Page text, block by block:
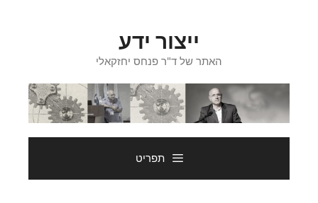
ייצור ידע
האתר של ד"ר פנחס יחזקאלי
תפריט